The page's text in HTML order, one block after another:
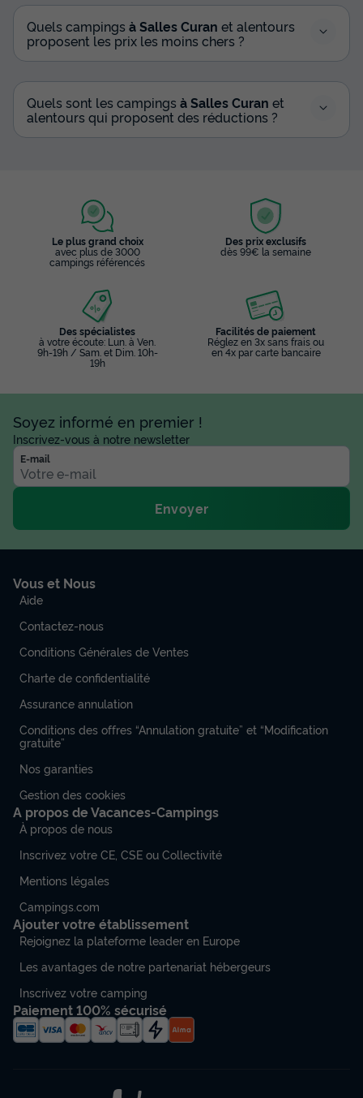
Quels campings à Salles Curan et alentours
proposent les prix les moins chers ?
Quels sont les campings à Salles Curan et
alentours qui proposent des réductions ?
Le plus grand choix
avec plus de 3000
campings référencés
Des prix exclusifs
dès 99€ la semaine
Des spécialistes
à votre écoute: Lun. à Ven.
9h-19h / Sam. et Dim. 10h-
19h
Facilités de paiement
Réglez en 3x sans frais ou
en 4x par carte bancaire
Soyez informé en premier !
Inscrivez-vous à notre newsletter
E-mail
Envoyer
Vous et Nous
Aide
Contactez-nous
Conditions Générales de Ventes
Charte de confidentialité
Assurance annulation
Conditions des offres “Annulation gratuite” et “Modification
gratuite”
Nos garanties
Gestion des cookies
A propos de Vacances-Campings
À propos de nous
Inscrivez votre CE, CSE ou Collectivité
Mentions légales
Campings.com
Ajouter votre établissement
Rejoignez la plateforme leader en Europe
Les avantages de notre partenariat hébergeurs
Inscrivez votre camping
Paiement 100% sécurisé